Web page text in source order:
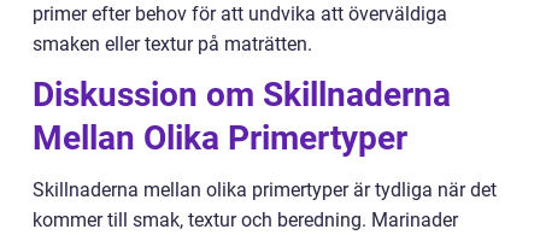
primer efter behov för att undvika att överväldiga
smaken eller textur på maträtten.
Diskussion om Skillnaderna
Mellan Olika Primertyper
Skillnaderna mellan olika primertyper är tydliga när det
kommer till smak, textur och beredning. Marinader